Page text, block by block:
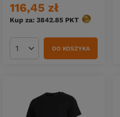
116,45 zł
Kup za: 3842.85 PKT punktów
Ilość produktówDO KOSZYKA